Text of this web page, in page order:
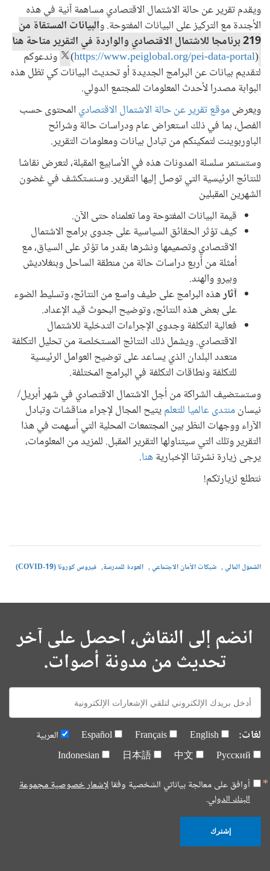
ويقدم تقرير عن حالة الاشتمال الاقتصادي مساهمة آنية في هذه
الأجندة مع التركيز على البيانات المفتوحة. والبيانات المستقاة من
219 برنامجا للاشتمال الاقتصادي والواردة في التقرير متاحة هنا
(https://www.peiglobal.org/pei-data-portal
) وندعوكم
لتقديم بيانات عن البرامج الجديدة أو تحديث البيانات كي تظل هذه
البوابة مصدرا لأحدث المعلومات للمجتمع الدولي.
ويعرضموقع تقرير عن حالة الاشتمال الاقتصادي المحتوى حسب
الفصل، بما في ذلك استعراض عام ودراسات حالة وشرائح
الباوربوينت لتمكينكم من تبادل بيانات ومعلومات التقرير.
وستستمر سلسلة المدونات هذه في الأسابيع المقبلة، لتعرض نقاشا
للنتائج الرئيسية التي توصل إليها التقرير. وسنستكشف في غضون
الشهرين المقبلين
قيمة البيانات المفتوحة وما تعلمناه حتى الآن.
كيف تؤثر الحقائق السياسية على جدوى برامج الاشتمال
الاقتصادي وتصميمها ونشرها بقدر ما تؤثر على السياق، مع
أمثلة من أربع دراسات حالة من منطقة الساحل وبنغلاديش
وبيرو والهند.
آثارهذه البرامج على طيف واسع من النتائج، وتسليط الضوء
على بعض هذه النتائج، وتوضيح البحوث قيد الإعداد.
فعالية التكلفة وجدوى الإجراءات التدخلية للاشتمال
الاقتصادي. ويشمل ذلك النتائج المستخلصة من تحليل التكلفة
متعدد البلدان الذي يساعد على توضيح العوامل الرئيسية
للتكلفة ونطاقات التكلفة في البرامج المختلفة.
وستستضيف الشراكة من أجل الاشتمال الاقتصادي في شهر أبريل/
نيسانمنتدى عالميا للتعلميتيح المجال لإجراء مناقشات وتبادل
الآراء ووجهات النظر بين المجتمعات المحلية التي أسهمت في هذا
التقرير وتلك التي سيتناولها التقرير المقبل. للمزيد من المعلومات،
يرجى زيارة نشرتنا الإخباريةهنا.
نتطلع لزيارتكم!
الشمول المالي شبكات الأمان الاجتماعي العودة للمدرسة فيروس كورونا (COVID-19)
انضم إلى النقاش، احصل على آخر
تحديث من مدونة أصوات.
E-
mail:
لغات: English
Français
Español
العربية
Русский
中文
日本語
Indonesian
أوافق على معالجة بياناتي الشخصية وفقالإشعار خصوصية مجموعة
البنك الدولي.
إشترك